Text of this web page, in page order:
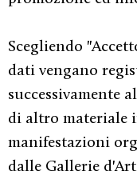
Scegliendo
dati vengano
successivamente
di altro materiale
manifestazioni
dalle Gallerie